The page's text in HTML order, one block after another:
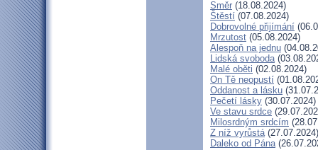
Směr (18.08.2024)
Štěstí (07.08.2024)
Dobrovolné přijímání
Mrzutost (05.08.2024)
Alespoň na jednu
Lidská svoboda
Malé oběti (02.08.2024)
On Tě neopustí
Oddanost a lásku
Pečetí lásky (30.07.2024)
Ve stavu srdce
Milosrdným srdcím
Z níž vyrůstá(27.07.2024)
Daleko od Pána